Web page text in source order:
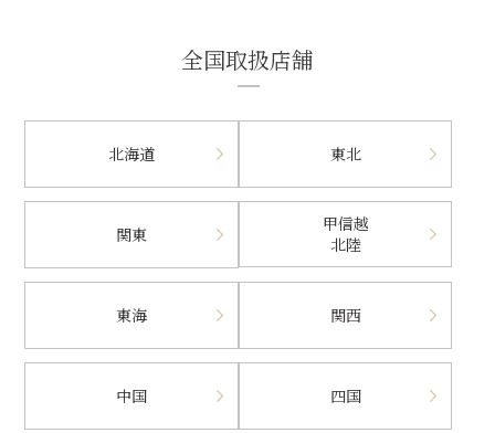
全国取扱店舗
北海道 東北
関東
甲信越
北陸
東海 関西
中国 四国